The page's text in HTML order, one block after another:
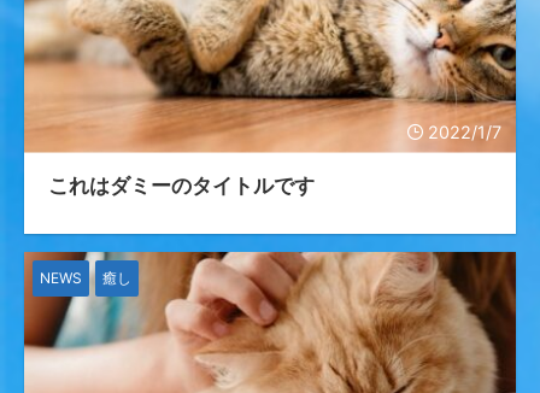
2022/1/7
これはダミーのタイトルです
NEWS 癒し